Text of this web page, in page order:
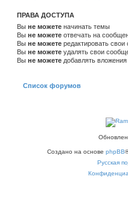
ПРАВА ДОСТУПА
Вы не можете начинать темы
Вы не можете отвечать на
Вы не можете редактировать
Вы не можете удалять свои
Вы не можете добавлять вложения
Список форумов
Создано на основе phpBB
Русская